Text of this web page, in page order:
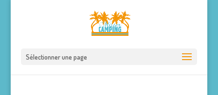
Sélectionner une page